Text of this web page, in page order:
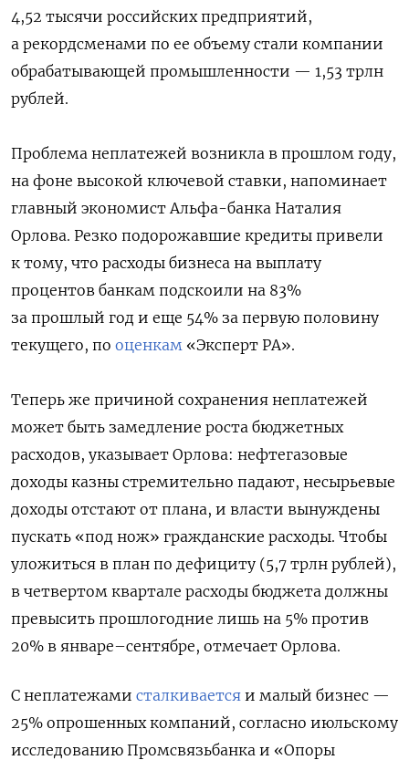
4,52 тысячи российских предприятий,
а рекордсменами по ее объему стали компании
обрабатывающей промышленности — 1,53 трлн
рублей.
Проблема неплатежей возникла в прошлом году,
на фоне высокой ключевой ставки, напоминает
главный экономист Альфа-банка Наталия
Орлова. Резко подорожавшие кредиты привели
к тому, что расходы бизнеса на выплату
процентов банкам подскоили на 83%
за прошлый год и еще 54% за первую половину
текущего, по оценкам «Эксперт РА».
Теперь же причиной сохранения неплатежей
может быть замедление роста бюджетных
расходов, указывает Орлова: нефтегазовые
доходы казны стремительно падают, несырьевые
доходы отстают от плана, и власти вынуждены
пускать «под нож» гражданские расходы. Чтобы
уложиться в план по дефициту (5,7 трлн рублей),
в четвертом квартале расходы бюджета должны
превысить прошлогодние лишь на 5% против
20% в январе–сентябре, отмечает Орлова.
С неплатежами сталкивается и малый бизнес —
25% опрошенных компаний, согласно июльскому
исследованию Промсвязьбанка и «Опоры